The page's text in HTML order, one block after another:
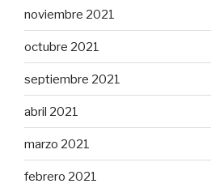
noviembre 2021
octubre 2021
septiembre 2021
abril 2021
marzo 2021
febrero 2021